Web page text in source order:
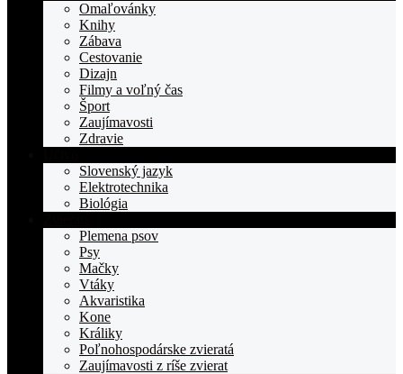
Omaľovánky
Knihy
Zábava
Cestovanie
Dizajn
Filmy a voľný čas
Šport
Zaujímavosti
Zdravie
Slovenský jazyk
Elektrotechnika
Biológia
Plemena psov
Psy
Mačky
Vtáky
Akvaristika
Kone
Králiky
Poľnohospodárske zvieratá
Zaujímavosti z ríše zvierat